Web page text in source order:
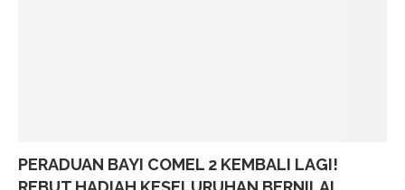
PERADUAN BAYI COMEL 2 KEMBALI LAGI!